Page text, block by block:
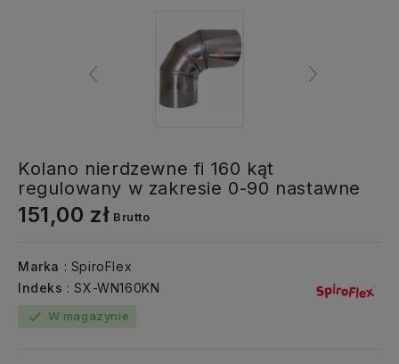
Kolano nierdzewne fi 160 kąt
regulowany w zakresie 0-90 nastawne
151,00 zł Brutto
Marka : SpiroFlex
Indeks : SX-WN160KN
check W magazynie